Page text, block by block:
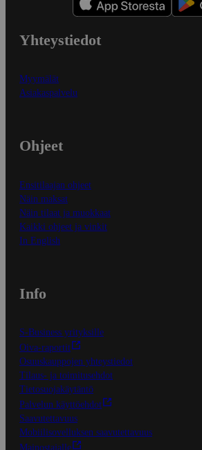
Yhteystiedot
Myymälät
Asiakaspalvelu
Ohjeet
Ensitilaajan ohjeet
Näin maksat
Näin tilaat ja muokkaat
Kaikki ohjeet ja vinkit
In English
Info
S-Business yrityksille
Oiva-raportit
Osuuskauppojen yhteystiedot
Tilaus- ja toimitusehdot
Tietosuojakäytäntö
Palvelun käyttöehdot
Saavutettavuus
Mobiilisovelluksen saavutettavuus
Mainostajalle